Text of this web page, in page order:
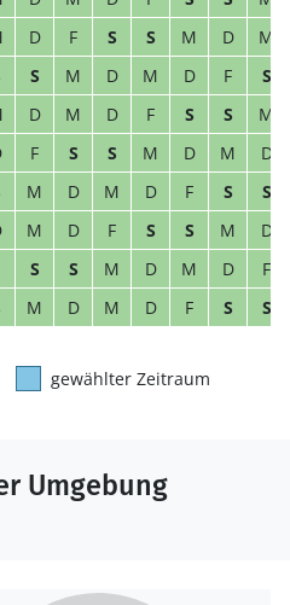
D F S S M D
M
S M D M D F
S
D M D F S S
M
F S S M D M
D
M D M D F S
S
M D F S S M
D
S S M D M D
F
M D M D F S S
gewählter Zeitraum
Umgebung